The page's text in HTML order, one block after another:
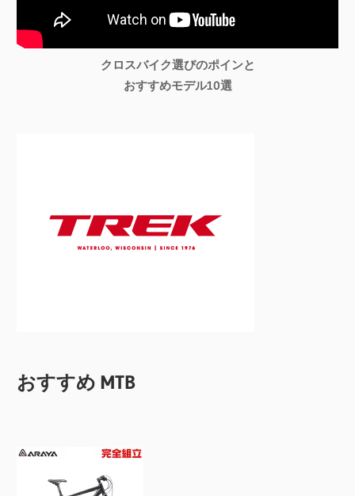
クロスバイク選びのポインと
おすすめモデル10選
おすすめ MTB